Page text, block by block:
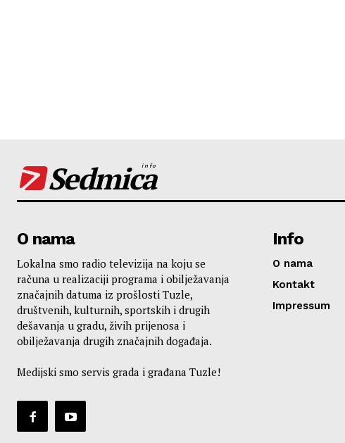
Sedmica
info
O nama
Lokalna smo radio televizija na koju se
računa u realizaciji programa i obilježavanja
značajnih datuma iz prošlosti Tuzle,
društvenih, kulturnih, sportskih i drugih
dešavanja u gradu, živih prijenosa i
obilježavanja drugih značajnih događaja.
Medijski smo servis grada i građana Tuzle!
Info
O nama
Kontakt
Impressum